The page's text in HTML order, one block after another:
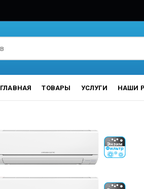
ГЛАВНАЯ ТОВАРЫ УСЛУГИ НАШИ